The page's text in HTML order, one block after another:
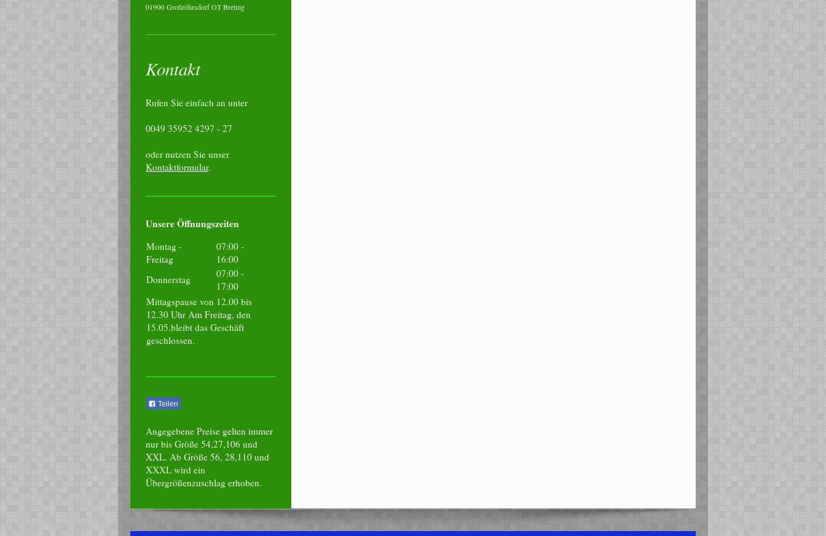
01900 Großröhrsdorf OT Bretnig
Kontakt
Rufen Sie einfach an unter
0049 35952 4297 - 27
oder nutzen Sie unser
Kontaktformular.
Unsere Öffnungszeiten
Montag -
Freitag
07:00 -
16:00
Donnerstag
07:00 -
17:00
Mittagspause von 12.00 bis
12.30 Uhr Am Freitag, den
15.05.bleibt das Geschäft
geschlossen.
Teilen
Angegebene Preise gelten immer
nur bis Größe 54,27,106 und
XXL. Ab Größe 56, 28,110 und
XXXL wird ein
Übergrößenzuschlag erhoben.